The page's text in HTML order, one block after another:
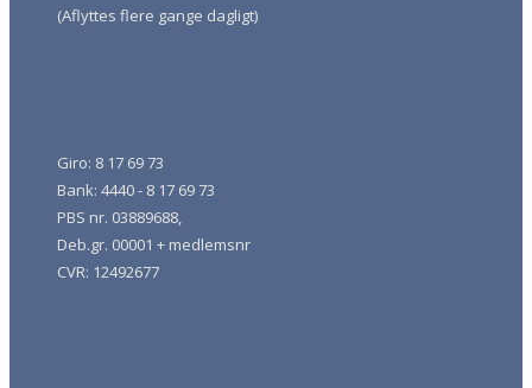
(Aflyttes flere gange dagligt)
Giro: 8 17 69 73
Bank: 4440 - 8 17 69 73
PBS nr. 03889688,
Deb.gr. 00001 + medlemsnr
CVR: 12492677